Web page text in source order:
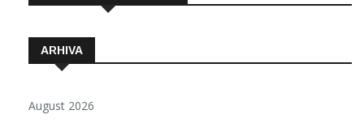
ARHIVA
August 2026